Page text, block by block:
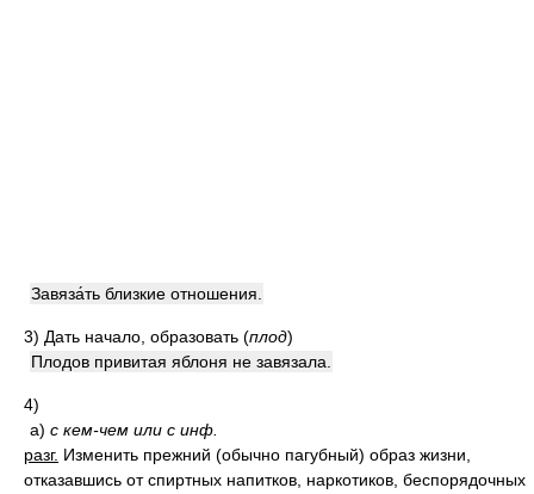
Завяза́ть близкие отношения.
3) Дать начало, образовать (плод)
Плодов привитая яблоня не завязала.
4)
а) с кем-чем или с инф.
разг. Изменить прежний (обычно пагубный) образ жизни,
отказавшись от спиртных напитков, наркотиков, беспорядочных